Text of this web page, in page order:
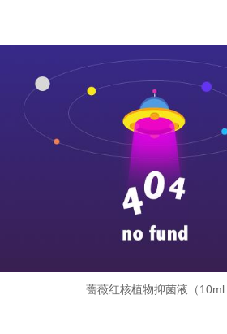
蔷薇红核植物抑菌液（10ml